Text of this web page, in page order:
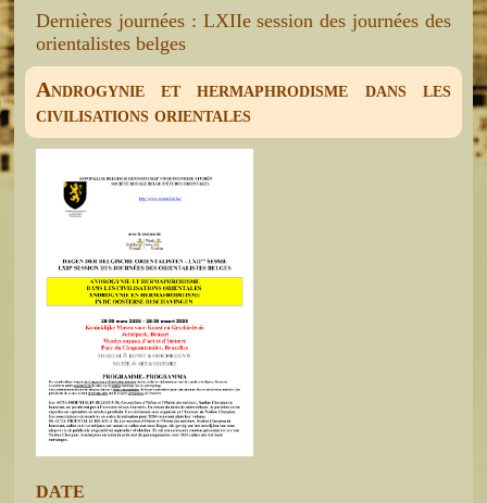
Dernières journées : LXIIe session des journées des
orientalistes belges
Androgynie et hermaphrodisme dans les
civilisations orientales
DATE